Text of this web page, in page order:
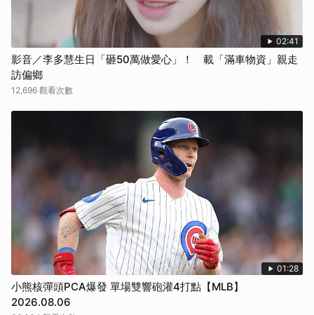
02:41
影音／李多慧生日「砸50萬做愛心」！ 載「滿車物資」親走
訪偏鄉
12,696 觀看次數
01:28
小熊核彈頭PCA爆發 單場雙響砲灌4打點【MLB】
2026.08.06
取消